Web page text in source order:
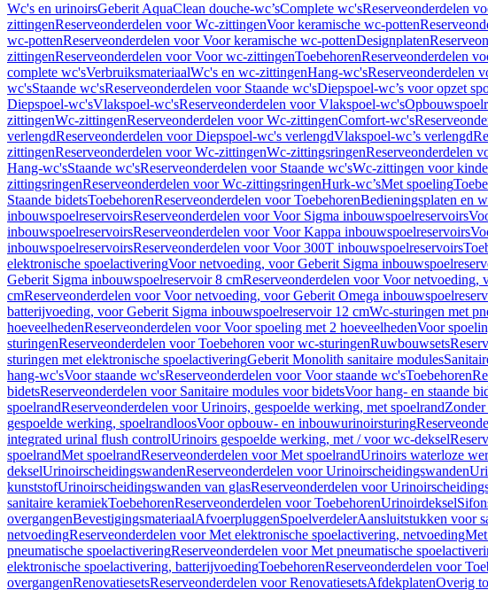
Wc's en urinoirsGeberit AquaClean douche-wc’sComplete wc'sReserveonderdelen
zittingenReserveonderdelen voor Wc-zittingenVoor keramische wc-potten
wc-pottenReserveonderdelen voor Voor keramische wc-pottenDesignplaten
zittingenReserveonderdelen voor Voor wc-zittingenToebehorenReserveonderdelen
complete wc'sVerbruiksmateriaalWc's en wc-zittingenHang-wc'sReserveonderdelen
wc'sStaande wc'sReserveonderdelen voor Staande wc'sDiepspoel-wc’s voor opzet
Diepspoel-wc'sVlakspoel-wc'sReserveonderdelen voor Vlakspoel-wc's
zittingenWc-zittingenReserveonderdelen voor Wc-zittingenComfort-wc's
verlengdReserveonderdelen voor Diepspoel-wc's verlengdVlakspoel-wc’s verlengd
zittingenReserveonderdelen voor Wc-zittingenWc-zittingsringenReserveonderdelen
Hang-wc'sStaande wc'sReserveonderdelen voor Staande wc'sWc-zittingen voor
zittingsringenReserveonderdelen voor Wc-zittingsringenHurk-wc’sMet spoeling
Staande bidetsToebehorenReserveonderdelen voor ToebehorenBedieningsplaten en
inbouwspoelreservoirsReserveonderdelen voor Voor Sigma inbouwspoelreservoirs
inbouwspoelreservoirsReserveonderdelen voor Voor Kappa inbouwspoelreservoirs
inbouwspoelreservoirsReserveonderdelen voor Voor 300T inbouwspoelreservoirs
elektronische spoelactiveringVoor netvoeding, voor Geberit Sigma
Geberit Sigma inbouwspoelreservoir 8 cmReserveonderdelen voor Voor
cmReserveonderdelen voor Voor netvoeding, voor Geberit Omega
batterijvoeding, voor Geberit Sigma inbouwspoelreservoir 12 cmWc-sturingen met
hoeveelhedenReserveonderdelen voor Voor spoeling met 2 hoeveelhedenVoor
sturingenReserveonderdelen voor Toebehoren voor wc-sturingenRuwbouwsets
sturingen met elektronische spoelactiveringGeberit Monolith sanitaire modules
hang-wc'sVoor staande wc'sReserveonderdelen voor Voor staande wc'sToebehoren
bidetsReserveonderdelen voor Sanitaire modules voor bidetsVoor hang- en staande
spoelrandReserveonderdelen voor Urinoirs, gespoelde werking, met spoelrandZonder
gespoelde werking, spoelrandloosVoor opbouw- en inbouwurinoirsturing
integrated urinal flush controlUrinoirs gespoelde werking, met / voor wc-deksel
spoelrandMet spoelrandReserveonderdelen voor Met spoelrandUrinoirs waterloze
dekselUrinoirscheidingswandenReserveonderdelen voor Urinoirscheidingswanden
kunststofUrinoirscheidingswanden van glasReserveonderdelen voor
sanitaire keramiekToebehorenReserveonderdelen voor ToebehorenUrinoirdeksel
overgangenBevestigingsmateriaalAfvoerpluggenSpoelverdelerAansluitstukken voor
netvoedingReserveonderdelen voor Met elektronische spoelactivering, netvoeding
pneumatische spoelactiveringReserveonderdelen voor Met pneumatische
elektronische spoelactivering, batterijvoedingToebehorenReserveonderdelen voor
overgangenRenovatiesetsReserveonderdelen voor RenovatiesetsAfdekplatenOverig